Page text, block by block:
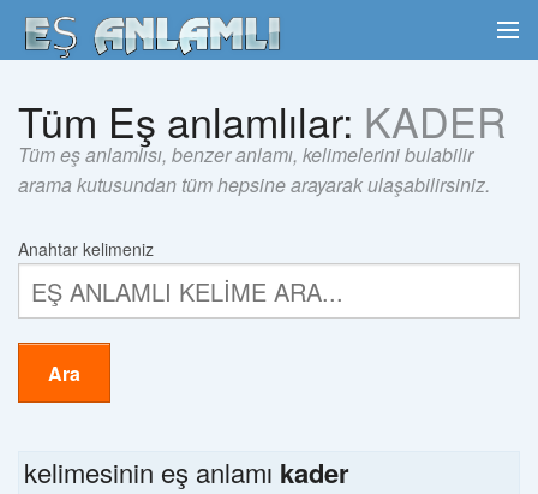
Tüm Eş anlamlılar: KADER
Tüm eş anlamlısı, benzer anlamı, kelimelerini bulabilir
arama kutusundan tüm hepsine arayarak ulaşabilirsiniz.
Anahtar kelimeniz
Ara
kelimesinin eş anlamı kader